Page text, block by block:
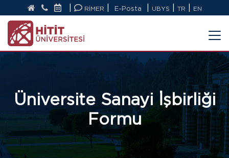
RİMER E-Posta UBYS TR EN
Üniversite Sanayi İşbirliği
Formu